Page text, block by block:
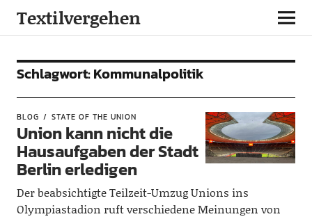
Textilvergehen
Schlagwort:Kommunalpolitik
BLOG STATE OF THE UNION
Union kann nicht die
Hausaufgaben der Stadt
Berlin erledigen
Der beabsichtigte Teilzeit-Umzug Unions ins
Olympiastadion ruft verschiedene Meinungen von